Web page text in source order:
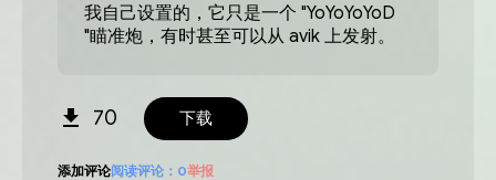
我自己设置的，它只是一个 "YoYoYoYoD
"瞄准炮，有时甚至可以从 avik 上发射。
70 下载
添加评论阅读评论： 0举报